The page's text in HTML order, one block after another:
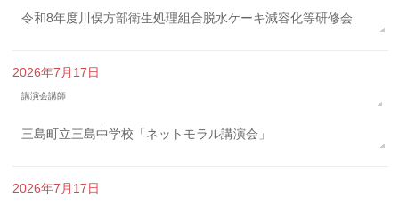
令和8年度川俣方部衛生処理組合脱水ケーキ減容化等研修会
2026年7月17日
講演会講師
三島町立三島中学校「ネットモラル講演会」
2026年7月17日